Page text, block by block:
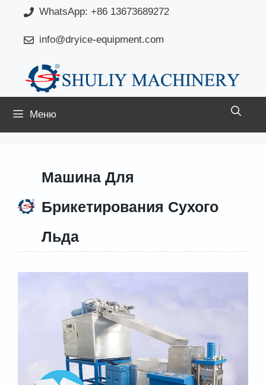
Перейти
содержимому
WhatsApp: +86 13673689272
info@dryice-equipment.com
Меню
Машина Для
Брикетирования Сухого
Льда